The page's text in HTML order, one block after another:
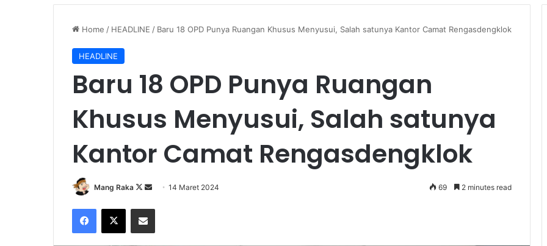
Home / HEADLINE / Baru 18 OPD Punya Ruangan Khusus Menyusui, Salah satunya Kantor Camat Rengasdengklok
HEADLINE
Baru 18 OPD Punya Ruangan
Khusus Menyusui, Salah satunya
Kantor Camat Rengasdengklok
Mang Raka
Follow
X
Send14 Maret 2024 69 2 minutes read
Facebook
X Share via Email